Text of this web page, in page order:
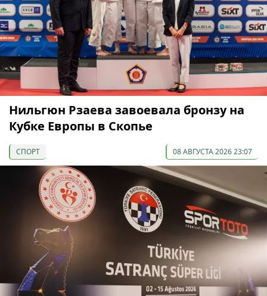
Нильгюн Рзаева завоевала бронзу на
Кубке Европы в Скопье
СПОРТ 08 АВГУСТА 2026 23:07